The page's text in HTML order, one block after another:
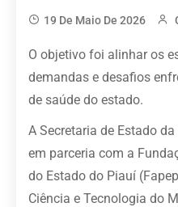
19 De Maio De 2026
O objetivo foi alinhar os
demandas e desafios
de saúde do estado.
A Secretaria de Estado
em parceria com a
do Estado do Piauí
Ciência e Tecnologia do